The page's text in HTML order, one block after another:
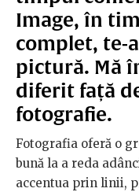
Image, în
complet, te-
pictură. Mă
diferit față
fotografie.
Fotografia oferă o
bună la a reda
accentua prin linii,